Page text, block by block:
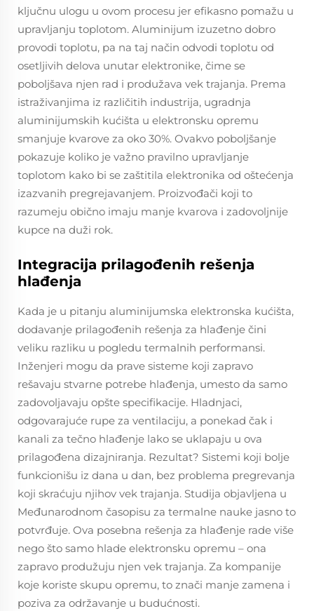
ključnu ulogu u ovom procesu jer efikasno pomažu u
upravljanju toplotom. Aluminijum izuzetno dobro
provodi toplotu, pa na taj način odvodi toplotu od
osetljivih delova unutar elektronike, čime se
poboljšava njen rad i produžava vek trajanja. Prema
istraživanjima iz različitih industrija, ugradnja
aluminijumskih kućišta u elektronsku opremu
smanjuje kvarove za oko 30%. Ovakvo poboljšanje
pokazuje koliko je važno pravilno upravljanje
toplotom kako bi se zaštitila elektronika od oštećenja
izazvanih pregrejavanjem. Proizvođači koji to
razumeju obično imaju manje kvarova i zadovoljnije
kupce na duži rok.
Integracija prilagođenih rešenja
hlađenja
Kada je u pitanju aluminijumska elektronska kućišta,
dodavanje prilagođenih rešenja za hlađenje čini
veliku razliku u pogledu termalnih performansi.
Inženjeri mogu da prave sisteme koji zapravo
rešavaju stvarne potrebe hlađenja, umesto da samo
zadovoljavaju opšte specifikacije. Hladnjaci,
odgovarajuće rupe za ventilaciju, a ponekad čak i
kanali za tečno hlađenje lako se uklapaju u ova
prilagođena dizajniranja. Rezultat? Sistemi koji bolje
funkcionišu iz dana u dan, bez problema pregrevanja
koji skraćuju njihov vek trajanja. Studija objavljena u
Međunarodnom časopisu za termalne nauke jasno to
potvrđuje. Ova posebna rešenja za hlađenje rade više
nego što samo hlade elektronsku opremu – ona
zapravo produžuju njen vek trajanja. Za kompanije
koje koriste skupu opremu, to znači manje zamena i
poziva za održavanje u budućnosti.